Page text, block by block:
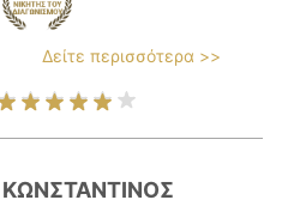
Δείτε περισσότερα >>